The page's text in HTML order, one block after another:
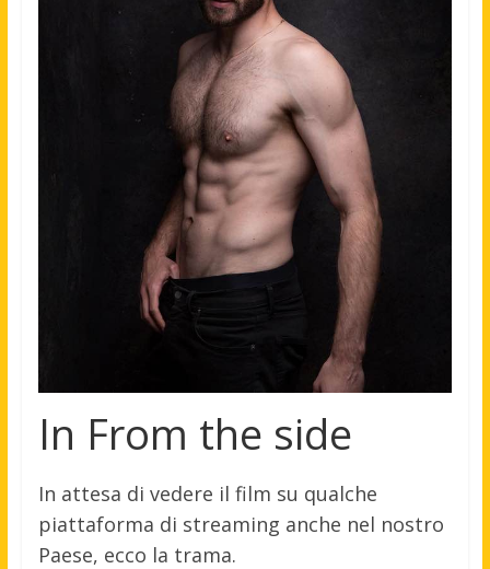
In From the side
In attesa di vedere il film su qualche
piattaforma di streaming anche nel nostro
Paese, ecco la trama.